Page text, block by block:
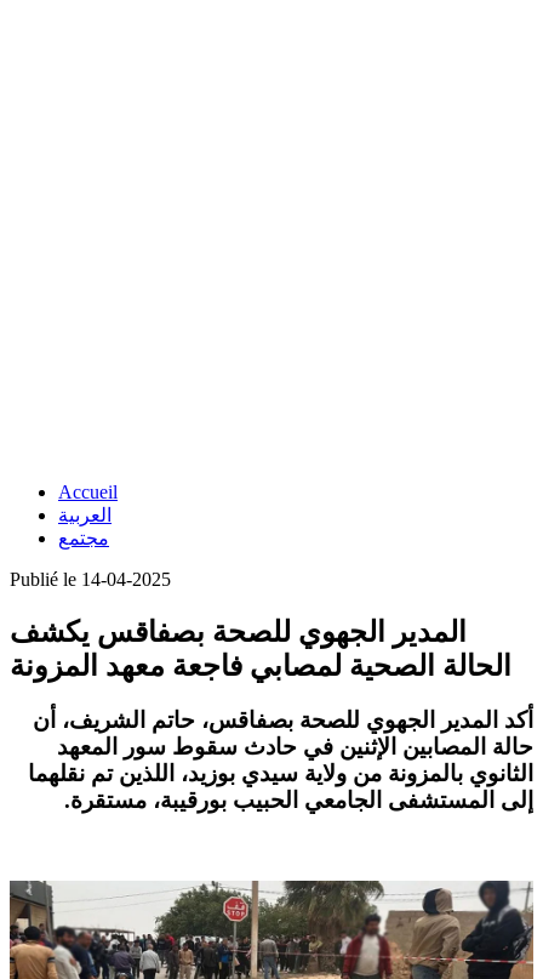
Accueil
العربية
مجتمع
Publié le 14-04-2025
المدير الجهوي للصحة بصفاقس يكشف
الحالة الصحية لمصابي فاجعة معهد المزونة
أكد المدير الجهوي للصحة بصفاقس، حاتم الشريف، أن
حالة المصابين الإثنين في حادث سقوط سور المعهد
الثانوي بالمزونة من ولاية سيدي بوزيد، اللذين تم نقلهما
إلى المستشفى الجامعي الحبيب بورقيبة، مستقرة.